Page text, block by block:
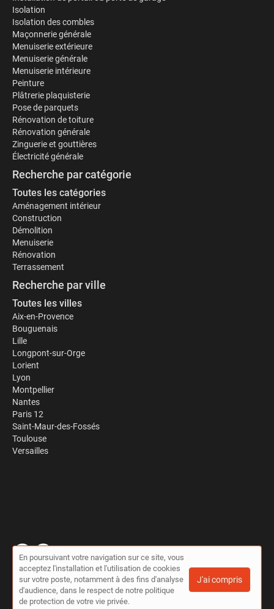
Isolation
Isolation des combles
Maçonnerie générale
Menuiserie extérieure
Menuiserie générale
Menuiserie intérieure
Peinture
Plâtrerie plaquisterie
Pose de parquets
Rénovation de toiture
Rénovation générale
Zinguerie et gouttières
Électricité générale
Recherche par catégorie
Toutes les catégories
Aménagement intérieur
Construction
Démolition
Menuiserie
Rénovation
Terrassement
Recherche par ville
Toutes les villes
Aix-en-Provence
Bouguenais
Lille
Longpont-sur-Orge
Lorient
Lyon
Montpellier
Nantes
Paris 12
Saint-Maur-des-Fossés
Toulouse
Versailles
© Travaux à la pelle 2026 |Plan du site|Mon compte
Contact
Conditions générales d'utilisation|Politique de confidentialité
Cet annuaire a été créé avec ❤ par
En poursuivant votre navigation sur ce site, vous
acceptez l'installation et l'utilisation de cookies
sur votre poste, notamment à des fins d'analyse
d'audience, dans le respect de notre politique
de protection de votre vie privée.
J'ai compris